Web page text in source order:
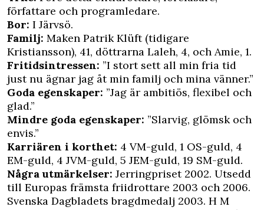
författare och programledare.
Bor: I Järvsö.
Familj: Maken Patrik Klüft (tidigare
Kristiansson), 41, döttrarna Laleh, 4, och Amie, 1.
Fritidsintressen: ”I stort sett all min fria tid
just nu ägnar jag åt min familj och mina vänner.”
Goda egenskaper: ”Jag är ambitiös, flexibel och
glad.”
Mindre goda egenskaper: ”Slarvig, glömsk och
envis.”
Karriären i korthet: 4 VM-guld, 1 OS-guld, 4
EM-guld, 4 JVM-guld, 5 JEM-guld, 19 SM-guld.
Några utmärkelser: Jerringpriset 2002. Utsedd
till Europas främsta friidrottare 2003 och 2006.
Svenska Dagbladets bragdmedalj 2003. H M